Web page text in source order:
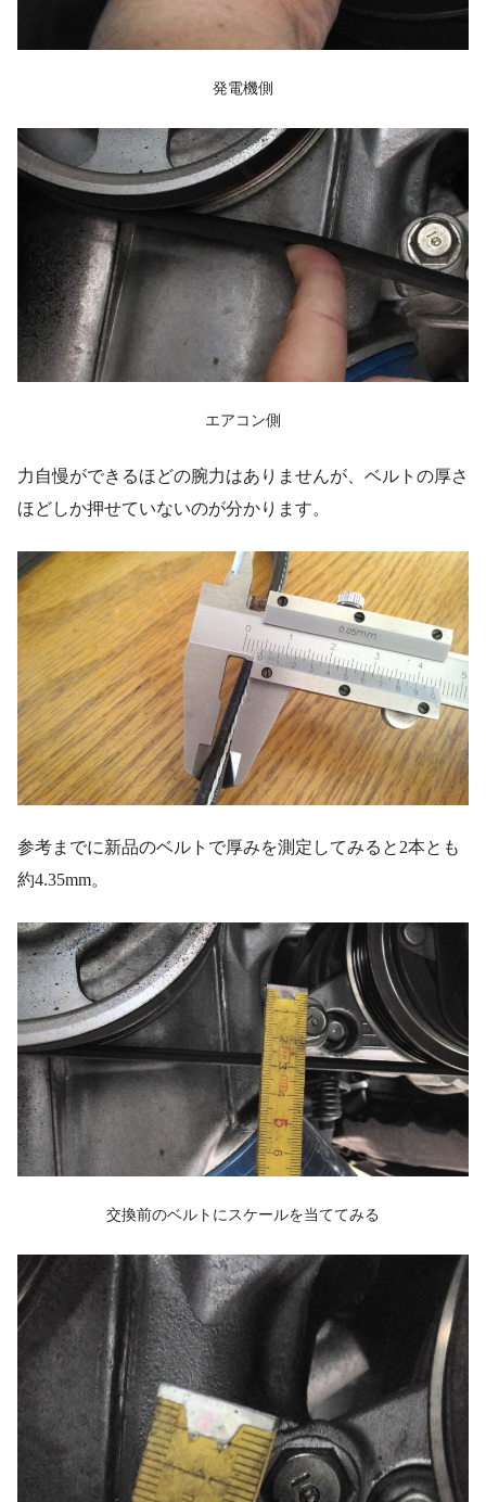
発電機側
エアコン側
力自慢ができるほどの腕力はありませんが、ベルトの厚さ
ほどしか押せていないのが分かります。
参考までに新品のベルトで厚みを測定してみると2本とも
約4.35mm。
交換前のベルトにスケールを当ててみる